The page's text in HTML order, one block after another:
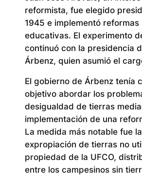
reformista, fue elegido
1945 e implementó reformas
educativas. El experimento
continuó con la presidencia
Árbenz, quien asumió el
El gobierno de Árbenz tenía
objetivo abordar los
desigualdad de tierras
implementación de una
La medida más notable fue la
expropiación de tierras no
propiedad de la UFCO,
entre los campesinos sin